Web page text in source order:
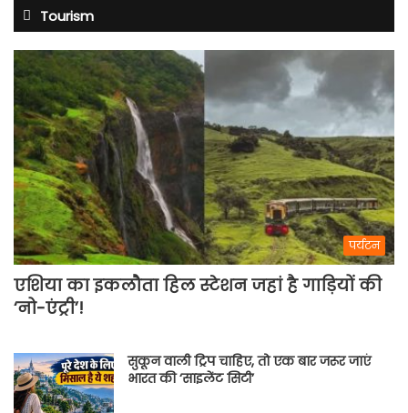
Tourism
पर्यटन
एशिया का इकलौता हिल स्टेशन जहां है गाड़ियों की
‘नो-एंट्री’!
सुकून वाली ट्रिप चाहिए, तो एक बार जरूर जाएं
भारत की ‘साइलेंट सिटी’